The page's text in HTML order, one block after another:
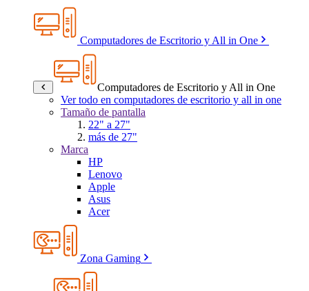
Computadores de Escritorio y All in One
Computadores de Escritorio y All in One
Ver todo en computadores de escritorio y all in one
Tamaño de pantalla
22" a 27"
más de 27"
Marca
HP
Lenovo
Apple
Asus
Acer
Zona Gaming